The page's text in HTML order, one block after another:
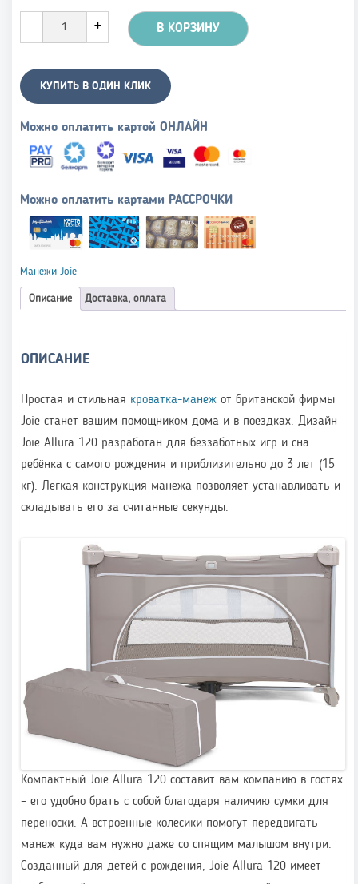
В КОРЗИНУ
КУПИТЬ В ОДИН КЛИК
Можно оплатить картой ОНЛАЙН
Можно оплатить картами РАССРОЧКИ
Манежи Joie
Описание Доставка, оплата
ОПИСАНИЕ
Простая и стильная кроватка-манеж от британской фирмы
Joie станет вашим помощником дома и в поездках. Дизайн
Joie Allura 120 разработан для беззаботных игр и сна
ребёнка с самого рождения и приблизительно до 3 лет (15
кг). Лёгкая конструкция манежа позволяет устанавливать и
складывать его за считанные секунды.
Компактный Joie Allura 120 составит вам компанию в гостях
– его удобно брать с собой благодаря наличию сумки для
переноски. А встроенные колёсики помогут передвигать
манеж куда вам нужно даже со спящим малышом внутри.
Созданный для детей с рождения, Joie Allura 120 имеет